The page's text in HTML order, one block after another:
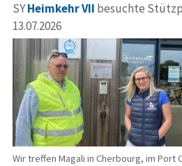
SYHeimkehr VII besuchte
13.07.2026
Wir treffen Magali in Cherbourg, im Port